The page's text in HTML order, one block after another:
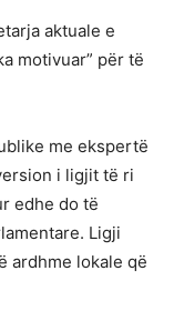
aktuale e
motivuar” për të
me ekspertë
i ligjit të ri
edhe do të
Ligji
ardhme lokale që